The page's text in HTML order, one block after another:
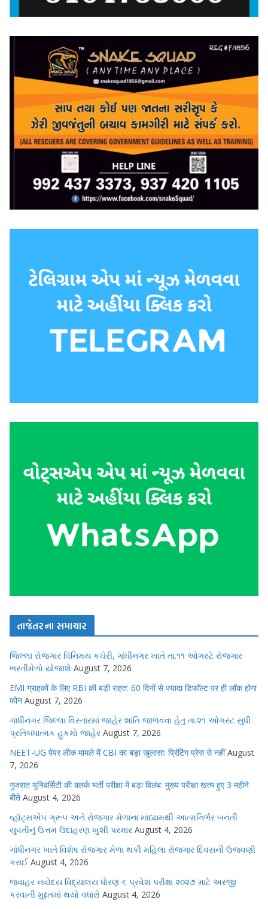
તાજેતરના સમાચાર
જિલ્લા રોજગાર વિનિમય કચેરી, ગાંધીનગર ખાતે તા.૧૧ ઓગસ્ટે રોજગાર
ભરતીમેળો યોજાશે August 7, 2026
EMI ग्राहकों के लिए RBI की बड़ी राहत: 60 दिनों से ज्यादा डिफॉल्ट पर ही लॉक होगा
फोन August 7, 2026
ગાંધીનગર જિલ્લા વિસ્તારમાં જાહેર શાંતિ જાળવવા હેતુ તા.૨૧ ઓગસ્ટ સુધી
પ્રતિબંધાત્મક હુકમો જાહેર August 7, 2026
NEET-UG पेपर लीक मामले में CBI का बड़ा खुलासा: प्रिंटिंग प्रेस से नहीं August
7, 2026
गुजरात यूनिवर्सिटी की क्लर्क भर्ती परीक्षा में बड़ा विलंब: मुख्य परीक्षा खत्म हुए 3 महीने
बीते August 4, 2026
વ્હૉટ્સએપ ગ્રૂપ અને રોજગાર મેળાના માધ્યમથી આત્મનિર્ભર બનતી
યુવતીનું ઉત્તમ ઉદાહરણ ખુશી પરમાર August 4, 2026
ગાંધીનગર ખાતે વિશેષ રોજગાર મેળા થકી મહિલા રોજગાર દિવસની ઉજવણી
કરાઈ August 4, 2026
જવાહર નવોદય વિદ્યાલય ધોરણ-૬ પ્રવેશ પરીક્ષા ૨૦૨૭ માટે અરજી
કરવાની મુદ્દતમાં થયો વધારો August 4, 2026